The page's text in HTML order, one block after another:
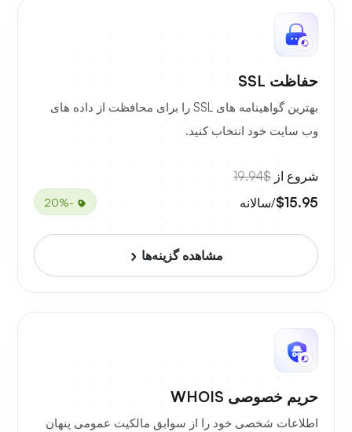
حفاظت SSL
بهترین گواهینامه های SSL را برای محافظت از داده های
وب سایت خود انتخاب کنید.
شروع از $19.94
$15.95/سالانه -20%
مشاهده گزینه‌ها
حریم خصوصی WHOIS
اطلاعات شخصی خود را از سوابق مالکیت عمومی پنهان